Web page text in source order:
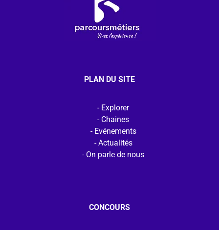
PLAN DU SITE
Explorer
Chaines
Evénements
Actualités
On parle de nous
CONCOURS